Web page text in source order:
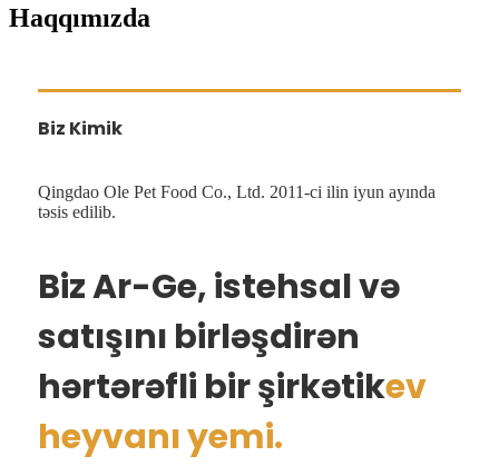
Haqqımızda
Biz Kimik
Qingdao Ole Pet Food Co., Ltd. 2011-ci ilin iyun ayında
təsis edilib.
Biz Ar-Ge, istehsal və
satışını birləşdirən
hərtərəfli bir şirkətikev
heyvanı yemi.